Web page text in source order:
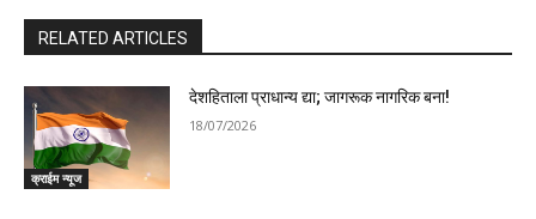
RELATED ARTICLES
क्राईम न्यूज
देशहिताला प्राधान्य द्या; जागरूक नागरिक बना!
18/07/2026